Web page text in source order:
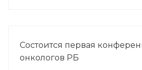
Состоится первая
онкологов РБ